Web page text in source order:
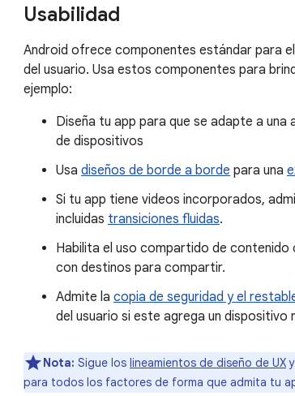
Usabilidad
Android ofrece componentes estándar para
del usuario. Usa estos componentes para
ejemplo:
Diseña tu app para que se adapte a
de dispositivos
Usa diseños de borde a borde para una
Si tu app tiene videos incorporados,
incluidas transiciones fluidas.
Habilita el uso compartido de contenido
con destinos para compartir.
Admite la copia de seguridad y el
del usuario si este agrega un
Nota: Sigue los lineamientos de diseño de UX
para todos los factores de forma que admita tu